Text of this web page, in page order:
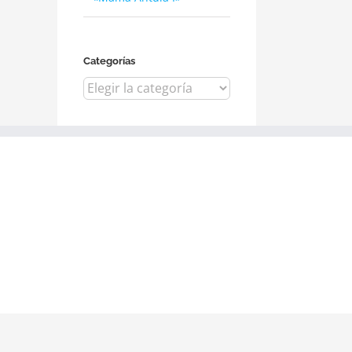
Categorías
Categorías